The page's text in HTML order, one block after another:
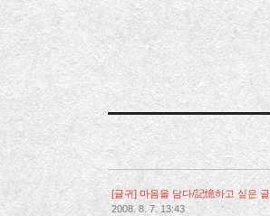
[글귀] 마음을 담다/記憶하고 싶은 글
2008. 8. 7. 13:43